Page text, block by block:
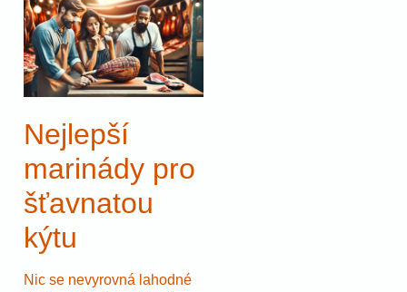
Nejlepší
marinády pro
šťavnatou
kýtu
Nic se nevyrovná lahodné